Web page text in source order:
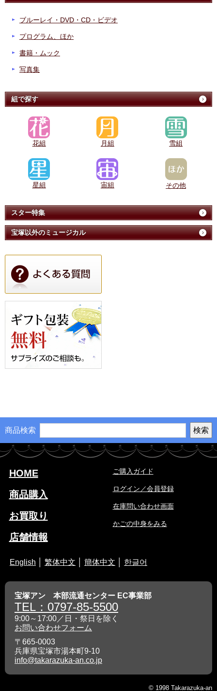
ブルーレイ・DVD・CD・ビデオ
プログラム、ほか
書籍・ムック
写真集
組で探す
花組 月組 雪組
星組 宙組 その他
スター特集
宝塚以外のミュージカル
商品検索
HOME
商品購入
お買取り
店舗情報
ご購入ガイド
ログイン／会員登録
在庫問い合わせ画面
かごの中身をみる
English 繁体中文 簡体中文 한글어
宝塚アン 本部流通センター EC事業部
TEL：0797-85-5500
9:00～17:00／日・祭日を除く
お問い合わせフォーム
〒665-0003
兵庫県宝塚市湯本町9-10
info@takarazuka-an.co.jp
© 1998 Takarazuka-an